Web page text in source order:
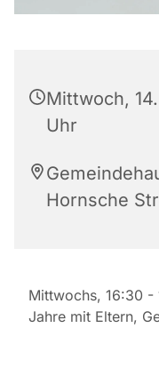
Mittwoch,
Uhr
Hornsche
Mittwochs, 16:30
Jahre mit Eltern,